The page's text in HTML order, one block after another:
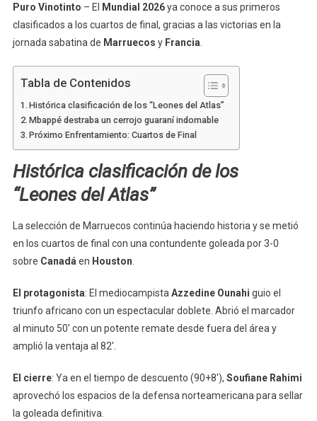
Puro Vinotinto – El Mundial 2026ya conoce a sus primeros
clasificados a los cuartos de final, gracias a las victorias en la
jornada sabatina de Marruecos y Francia
Tabla de Contenidos
Histórica clasificación de los “Leones del Atlas”
Mbappé destraba un cerrojo guaraní indomable
Próximo Enfrentamiento: Cuartos de Final
Histórica clasificación de los
“Leones del Atlas”
La selección de Marruecos continúa haciendo historia y se metió
en los cuartos de final con una contundente goleada por 3-0
sobre Canadá en Houston
El protagonista: El mediocampista Azzedine Ounahi guio el
triunfo africano con un espectacular doblete. Abrió el marcador
al minuto 50′ con un potente remate desde fuera del área y
amplió la ventaja al 82′.
El cierre: Ya en el tiempo de descuento (90+8′), Soufiane Rahimi
aprovechó los espacios de la defensa norteamericana para sellar
la goleada definitiva.